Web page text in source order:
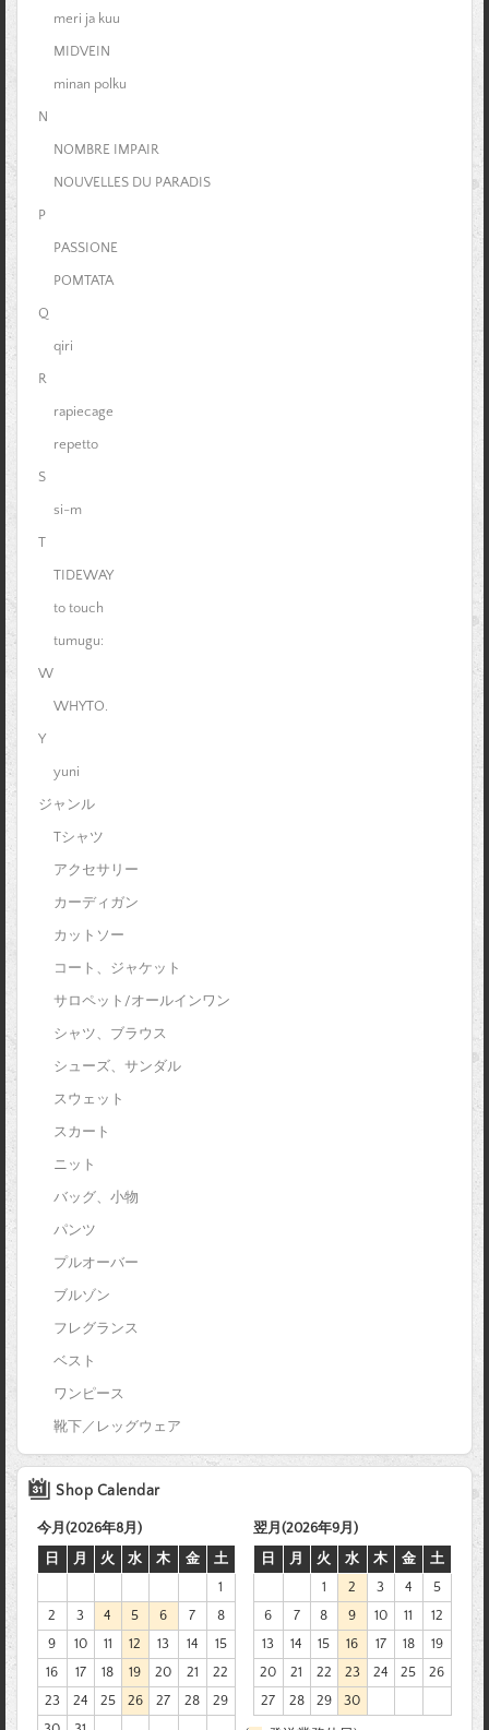
meri ja kuu
MIDVEIN
minan polku
N
NOMBRE IMPAIR
NOUVELLES DU PARADIS
P
PASSIONE
POMTATA
Q
qiri
R
rapiecage
repetto
S
si-m
T
TIDEWAY
to touch
tumugu:
W
WHYTO.
Y
yuni
ジャンル
Tシャツ
アクセサリー
カーディガン
カットソー
コート、ジャケット
サロペット/オールインワン
シャツ、ブラウス
シューズ、サンダル
スウェット
スカート
ニット
バッグ、小物
パンツ
プルオーバー
ブルゾン
フレグランス
ベスト
ワンピース
靴下／レッグウェア
Shop Calendar
今月(2026年8月)
日
月 火 水 木 金
土
1
2
3 4 5 6 7
8
9
10 11 12 13 14
15
16
17 18 19 20 21
22
23
24 25 26 27 28
29
翌月(2026年9月)
日
月 火 水 木 金
土
1
2 3 4
5
6
7 8 9 10 11
12
13
14 15 16 17 18
19
20
21 22 23 24 25
26
27
28 29 30